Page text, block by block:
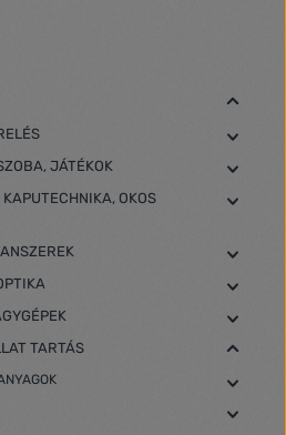
JÁTÉKOK
OKOS
TARTÁS